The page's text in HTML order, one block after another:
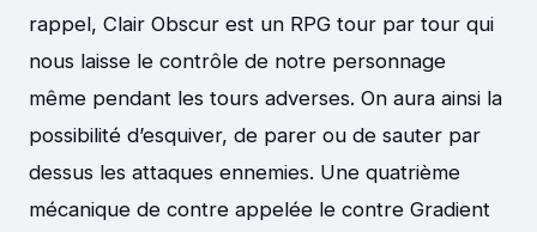
rappel, Clair Obscur est un RPG tour par tour qui
nous laisse le contrôle de notre personnage
même pendant les tours adverses. On aura ainsi la
possibilité d’esquiver, de parer ou de sauter par
dessus les attaques ennemies. Une quatrième
mécanique de contre appelée le contre Gradient